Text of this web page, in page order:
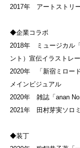
2017年 アートストリ
◆企業コラボ
2018年 ミュージカル
ント）宣伝イラストレ
2020年 「新宿ミロー
メインビジュアル
2020年 雑誌「anan
2021年 田村芽実ソロ
◆装丁